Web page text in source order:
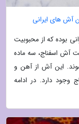
آش های ایرانی
بوده که از محبوبیت
آش اسفناج، سه ماده
این آش از آهن و
وجود دارد. در ادامه